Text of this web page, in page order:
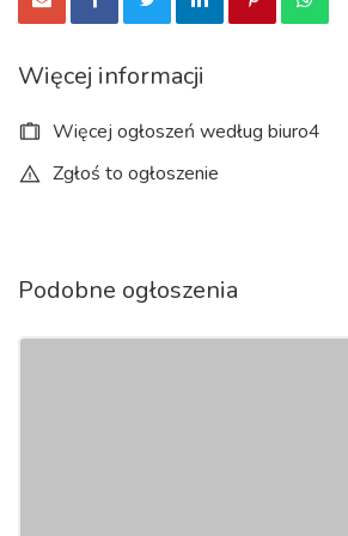
Zawartość popiołu – 0,22% !!!
Udział frakcji drobnych 3,15 mm – 0,19%
Gęstość nasypowa – 679 kg/m3
Opakowanie – worek 15 kg
Więcej informacji
Więcej ogłoszeń według biuro4
Zgłoś to ogłoszenie
Podobne ogłoszenia